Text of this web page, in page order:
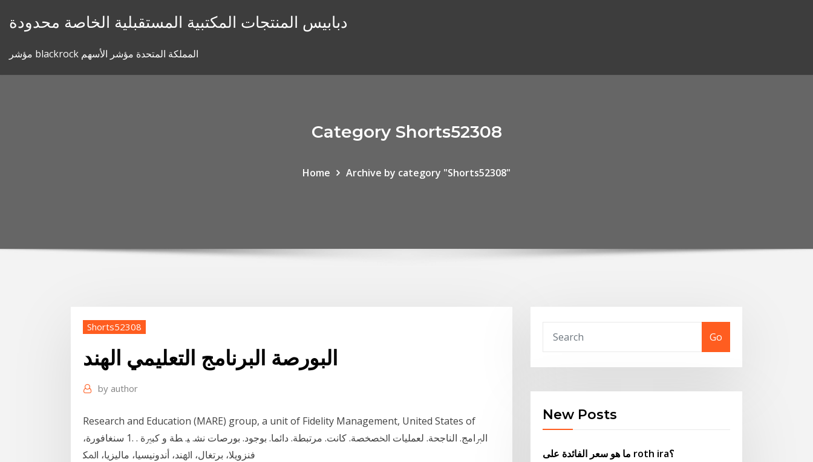
دبابيس المنتجات المكتبية المستقبلية الخاصة محدودة
مؤشر blackrock المملكة المتحدة مؤشر الأسهم
Category Shorts52308
Home Archive by category "Shorts52308"
Shorts52308
البورصة البرنامج التعليمي الهند
by author
Research and Education (MARE) group, a unit of Fidelity Management, United States of
اﻟﱪاﻣﺞ. اﻟﻨﺎﺟﺤﺔ. ﻟﻌﻤﻠﻴﺎت اﳋﺼﺨﺼﺔ. ﻛﺎﻧﺖ. ﻣﺮﺗﺒﻄﺔ. داﺋﻤﺎ. ﺑﻮﺟﻮد. ﺑﻮرﺻﺎت ﻧﺸ. ﻴ. ﻄﺔ و ﻛﺒﲑة . .1 ﺳﻨﻐﺎﻓﻮرة،
ﻓﻨﺰوﻳﻼ، ﺑﺮﺗﻐﺎل، اﳍﻨﺪ، أﻧﺪوﻧﻴﺴﻴﺎ، ﻣﺎﻟﻴﺰﻳﺎ، اﳌﻜ
Go
New Posts
ما هو سعر الفائدة على roth ira؟